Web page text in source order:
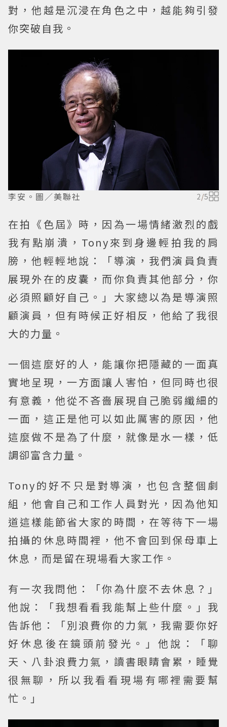
對，他越是沉浸在角色之中，越能夠引發
你突破自我。
李安。圖／美聯社 2/5
在拍《色屆》時，因為一場情緒激烈的戲
我有點崩潰，Tony來到身邊輕拍我的肩
膀，他輕輕地說：「導演，我們演員負責
展現外在的皮囊，而你負責其他部分，你
必須照顧好自己。」大家總以為是導演照
顧演員，但有時候正好相反，他給了我很
大的力量。
一個這麼好的人，能讓你把隱藏的一面真
實地呈現，一方面讓人害怕，但同時也很
有意義，他從不吝嗇展現自己脆弱纖細的
一面，這正是他可以如此厲害的原因，他
這麼做不是為了什麼，就像是水一樣，低
調卻富含力量。
Tony的好不只是對導演，也包含整個劇
組，他會自己和工作人員對光，因為他知
道這樣能節省大家的時間，在等待下一場
拍攝的休息時間裡，他不會回到保母車上
休息，而是留在現場看大家工作。
有一次我問他：「你為什麼不去休息？」
他說：「我想看看我能幫上些什麼。」我
告訴他：「別浪費你的力氣，我需要你好
好休息後在鏡頭前發光。」他說：「聊
天、八卦浪費力氣，讀書眼睛會累，睡覺
很無聊，所以我看看現場有哪裡需要幫
忙。」